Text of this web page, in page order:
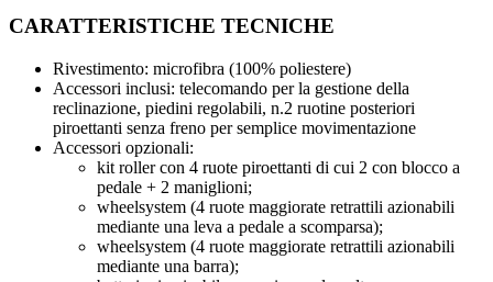
CARATTERISTICHE TECNICHE
Rivestimento: microfibra (100% poliestere)
Accessori inclusi: telecomando per la gestione della
reclinazione, piedini regolabili, n.2 ruotine posteriori
piroettanti senza freno per semplice movimentazione
Accessori opzionali:
kit roller con 4 ruote piroettanti di cui 2 con blocco a
pedale + 2 maniglioni;
wheelsystem (4 ruote maggiorate retrattili azionabili
mediante una leva a pedale a scomparsa);
wheelsystem (4 ruote maggiorate retrattili azionabili
mediante una barra);